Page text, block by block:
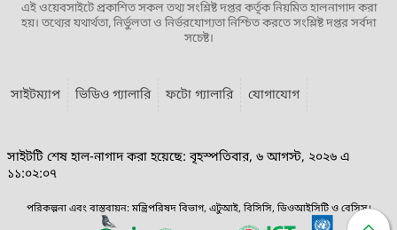
এই ওয়েবসাইটে প্রকাশিত সকল তথ্য সংশ্লিষ্ট দপ্তর কর্তৃক নিয়মিত হালনাগাদ করা
হয়। তথ্যের যথার্থতা, নির্ভুলতা ও নির্ভরযোগ্যতা নিশ্চিত করতে সংশ্লিষ্ট দপ্তর সর্বদা
সচেষ্ট।
সাইটম্যাপ ভিডিও গ্যালারি ফটো গ্যালারি যোগাযোগ
সাইটটি শেষ হাল-নাগাদ করা হয়েছে: বৃহস্পতিবার, ৬ আগস্ট, ২০২৬ এ
১১:০২:০৭
পরিকল্পনা এবং বাস্তবায়ন: মন্ত্রিপরিষদ বিভাগ, এটুআই, বিসিসি, ডিওআইসিটি ও বেসিস।